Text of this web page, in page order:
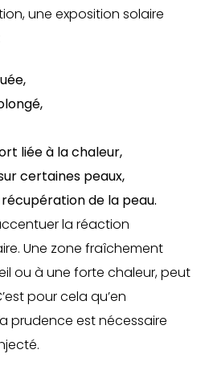
une exposition solaire
liée à la chaleur,
certaines peaux,
de la peau.
la réaction
Une zone fraîchement
ou à une forte chaleur, peut
pour cela qu’en
prudence est nécessaire